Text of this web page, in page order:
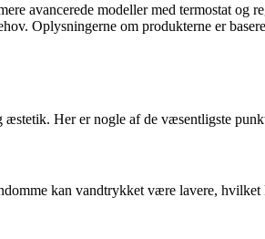
avancerede modeller med termostat
Oplysningerne om produkterne er
Her er nogle af de væsentligste
kan vandtrykket være lavere,